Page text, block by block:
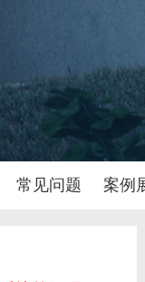
常见问题 案例